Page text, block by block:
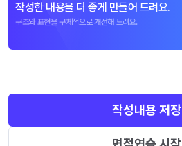
작성한 내용을 더 좋게 만들어 드려요.
구조와 표현을 구체적으로 개선해 드려요.
작성내용 저장